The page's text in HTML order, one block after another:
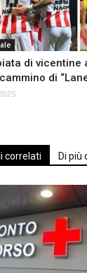
di vicentine
di
correlati Di più